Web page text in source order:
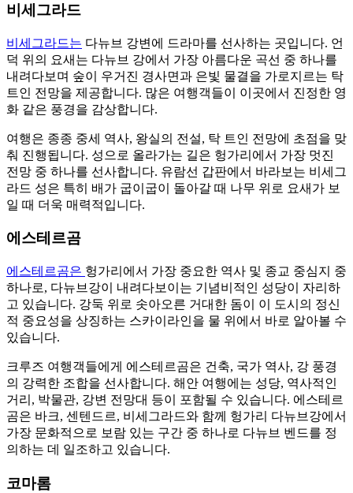
비세그라드
비세그라드는 다뉴브 강변에 드라마를 선사하는 곳입니다. 언
덕 위의 요새는 다뉴브 강에서 가장 아름다운 곡선 중 하나를
내려다보며 숲이 우거진 경사면과 은빛 물결을 가로지르는 탁
트인 전망을 제공합니다. 많은 여행객들이 이곳에서 진정한 영
화 같은 풍경을 감상합니다.
여행은 종종 중세 역사, 왕실의 전설, 탁 트인 전망에 초점을 맞
춰 진행됩니다. 성으로 올라가는 길은 헝가리에서 가장 멋진
전망 중 하나를 선사합니다. 유람선 갑판에서 바라보는 비세그
라드 성은 특히 배가 굽이굽이 돌아갈 때 나무 위로 요새가 보
일 때 더욱 매력적입니다.
에스테르곰
에스테르곰은 헝가리에서 가장 중요한 역사 및 종교 중심지 중
하나로, 다뉴브강이 내려다보이는 기념비적인 성당이 자리하
고 있습니다. 강둑 위로 솟아오른 거대한 돔이 이 도시의 정신
적 중요성을 상징하는 스카이라인을 물 위에서 바로 알아볼 수
있습니다.
크루즈 여행객들에게 에스테르곰은 건축, 국가 역사, 강 풍경
의 강력한 조합을 선사합니다. 해안 여행에는 성당, 역사적인
거리, 박물관, 강변 전망대 등이 포함될 수 있습니다. 에스테르
곰은 바크, 센텐드르, 비세그라드와 함께 헝가리 다뉴브강에서
가장 문화적으로 보람 있는 구간 중 하나로 다뉴브 벤드를 정
의하는 데 일조하고 있습니다.
코마롬